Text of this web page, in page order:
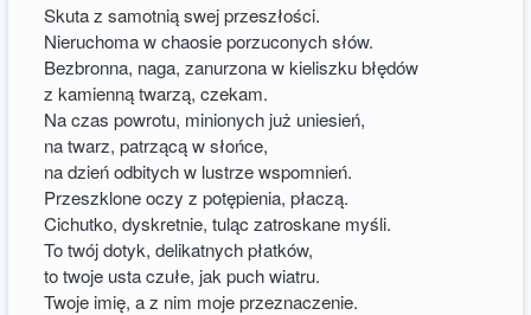
Skuta z samotnią swej przeszłości.
Nieruchoma w chaosie porzuconych słów.
Bezbronna, naga, zanurzona w kieliszku błędów
z kamienną twarzą, czekam.
Na czas powrotu, minionych już uniesień,
na twarz, patrzącą w słońce,
na dzień odbitych w lustrze wspomnień.
Przeszklone oczy z potępienia, płaczą.
Cichutko, dyskretnie, tuląc zatroskane myśli.
To twój dotyk, delikatnych płatków,
to twoje usta czułe, jak puch wiatru.
Twoje imię, a z nim moje przeznaczenie.